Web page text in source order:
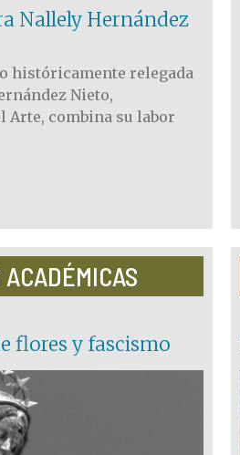
Nallely Hernández
históricamente relegada
Nieto,
Arte, combina su labor
flores y fascismo